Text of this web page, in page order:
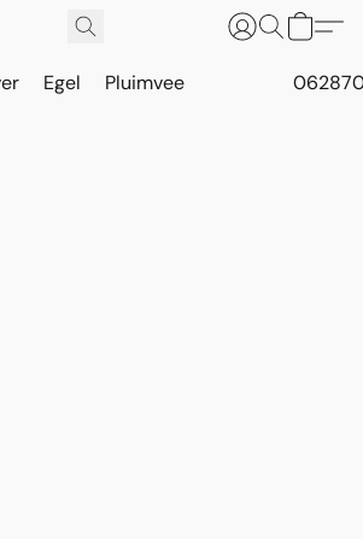
Egel Pluimvee